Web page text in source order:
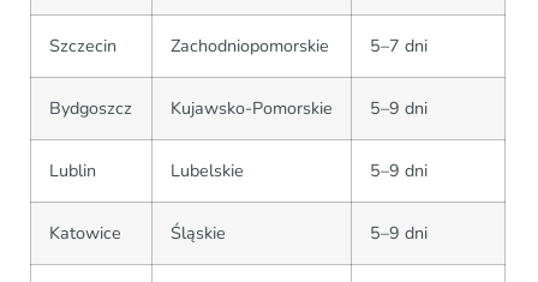
Szczecin Zachodniopomorskie 5–7 dni
Bydgoszcz Kujawsko-Pomorskie 5–9 dni
Lublin Lubelskie 5–9 dni
Katowice Śląskie 5–9 dni